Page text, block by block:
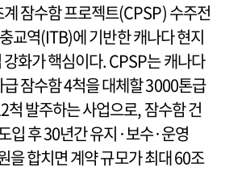
잠수함 프로젝트(CPSP) 수주전
교역(ITB)에 기반한 캐나다 현지
화가 핵심이다. CPSP는 캐나다
잠수함 4척을 대체할 3000톤급
척 발주하는 사업으로, 잠수함 건
입 후 30년간 유지·보수·운영
을 합치면 계약 규모가 최대 60조